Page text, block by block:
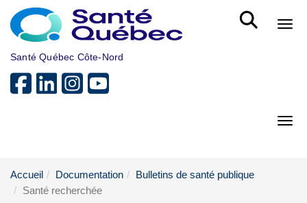
Aller au menu principal
Santé Québec Côte-Nord
Accueil Documentation
Bulletins de santé publique
Santé recherchée